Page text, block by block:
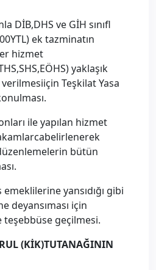
DİB,DHS ve GİH sınıfl
ek tazminatın
hizmet
yaklaşık
Teşkilat Yasa
ile yapılan hizmet
bütün
yansıdığı gibi
deyansıması için
geçilmesi.
(KİK)TUTANAĞININ